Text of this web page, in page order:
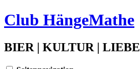
Club HängeMathe
BIER | KULTUR | LIEBE